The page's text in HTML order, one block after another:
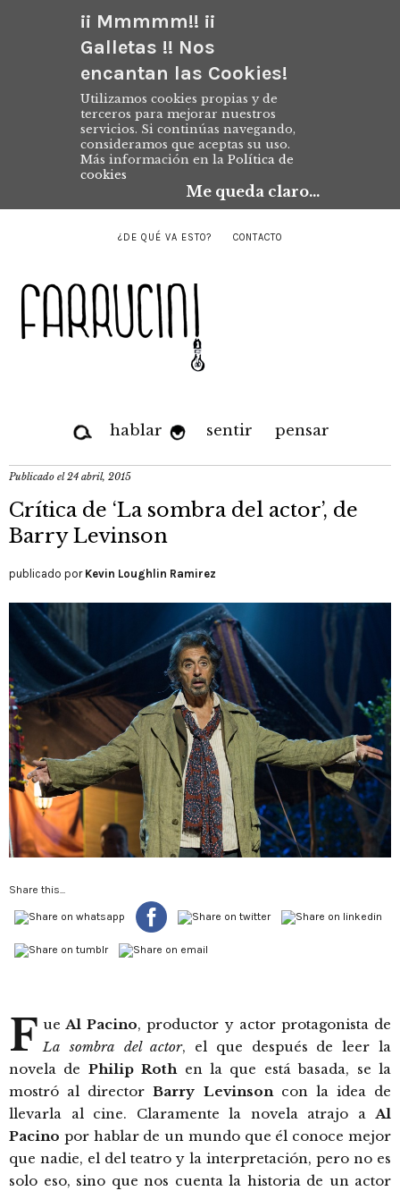
¡¡ Mmmmm!! ¡¡
Galletas !! Nos
encantan las Cookies!
Utilizamos cookies propias y de
terceros para mejorar nuestros
servicios. Si continúas navegando,
consideramos que aceptas su uso.
Más información en la Política de
cookies
Me queda claro...
¿DE QUÉ VA ESTO? CONTACTO
hablar sentir pensar
Publicado el24 abril, 2015
Crítica de ‘La sombra del actor’, de
Barry Levinson
publicado por Kevin Loughlin Ramirez
Share this...
F ue Al Pacino, productor y actor protagonista de
La sombra del actor, el que después de leer la
novela de Philip Rothen la que está basada, se la
mostró al directorBarry Levinsoncon la idea de
llevarla al cine. Claramente la novela atrajo a Al
Pacino por hablar de un mundo que él conoce mejor
que nadie, el del teatro y la interpretación, pero no es
solo eso, sino que nos cuenta la historia de un actor